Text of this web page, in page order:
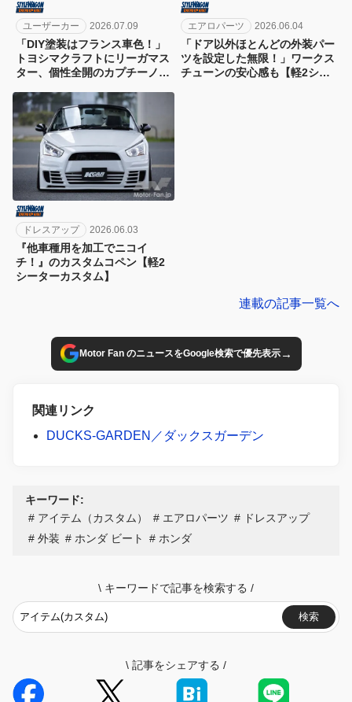
ユーザーカー 2026.07.09
「DIY塗装はフランス車色！」
トヨシマクラフトにリーガマス
ター、個性全開のカプチーノ
ナーカー編】
エアロパーツ 2026.06.04
「ドア以外ほとんどの外装パー
ツを設定した無限！」ワークス
チューンの安心感も【軽2シー
ドレスアップ 2026.06.03
『他車種用を加工でニコイ
チ！』のカスタムコペン【軽2
シーターカスタム】
連載の記事一覧へ
Motor Fan のニュースをGoogle検索で優先表示→
関連リンク
DUCKS-GARDEN／ダックスガーデン
キーワード:
アイテム（カスタム）
エアロパーツ
ドレスアップ
外装
ホンダ ビート ホンダ
\ キーワードで記事を検索する /
検索
\ 記事をシェアする /